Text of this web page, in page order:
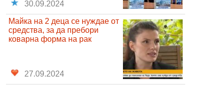
30.09.2024
Майка на 2 деца се нуждае от
средства, за да пребори
коварна форма на рак
27.09.2024